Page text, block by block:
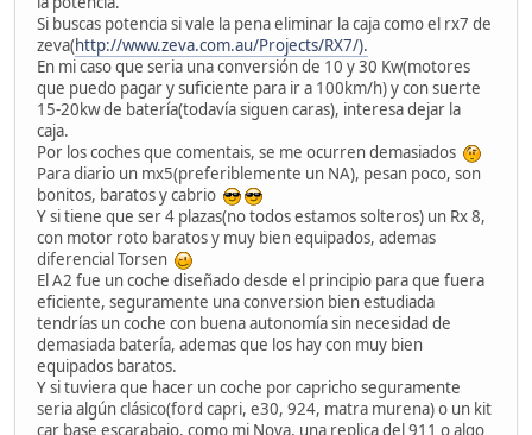
Si buscas potencia si vale la pena eliminar la caja como el rx7 de
zeva(http://www.zeva.com.au/Projects/RX7/).
En mi caso que seria una conversión de 10 y 30 Kw(motores
que puedo pagar y suficiente para ir a 100km/h) y con suerte
15-20kw de batería(todavía siguen caras), interesa dejar la
caja.
Por los coches que comentais, se me ocurren demasiados
Para diario un mx5(preferiblemente un NA), pesan poco, son
bonitos, baratos y cabrio
Y si tiene que ser 4 plazas(no todos estamos solteros) un Rx 8,
con motor roto baratos y muy bien equipados, ademas
diferencial Torsen
El A2 fue un coche diseñado desde el principio para que fuera
eficiente, seguramente una conversion bien estudiada
tendrías un coche con buena autonomía sin necesidad de
demasiada batería, ademas que los hay con muy bien
equipados baratos.
Y si tuviera que hacer un coche por capricho seguramente
seria algún clásico(ford capri, e30, 924, matra murena) o un kit
car base escarabajo, como mi Nova, una replica del 911 o algo